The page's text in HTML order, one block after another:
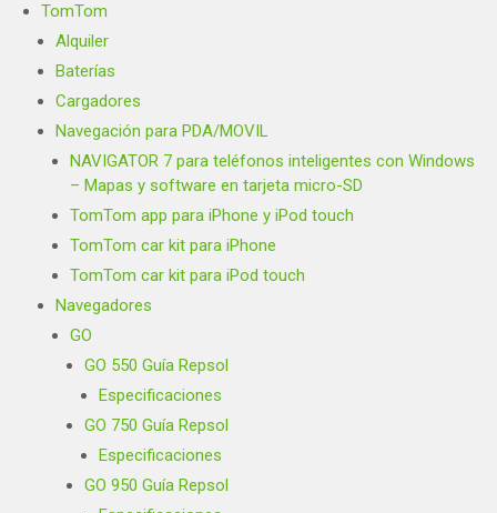
TomTom
Alquiler
Baterías
Cargadores
Navegación para PDA/MOVIL
NAVIGATOR 7 para teléfonos inteligentes con Windows
– Mapas y software en tarjeta micro-SD
TomTom app para iPhone y iPod touch
TomTom car kit para iPhone
TomTom car kit para iPod touch
Navegadores
GO
GO 550 Guía Repsol
Especificaciones
GO 750 Guía Repsol
Especificaciones
GO 950 Guía Repsol